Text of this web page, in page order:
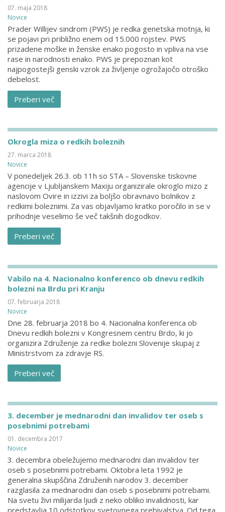
07. maja 2018
Novice
Prader Willijev sindrom (PWS) je redka genetska motnja, ki
se pojavi pri približno enem od 15.000 rojstev. PWS
prizadene moške in ženske enako pogosto in vpliva na vse
rase in narodnosti enako. PWS je prepoznan kot
najpogostejši genski vzrok za življenje ogrožajočo otroško
debelost.
Preberi več
Okrogla miza o redkih boleznih
27. marca 2018
Novice
V ponedeljek 26.3. ob 11h so STA – Slovenske tiskovne
agencije v Ljubljanskem Maxiju organizirale okroglo mizo z
naslovom Ovire in izzivi za boljšo obravnavo bolnikov z
redkimi boleznimi. Za vas objavljamo kratko poročilo in se v
prihodnje veselimo še več takšnih dogodkov.
Preberi več
Vabilo na 4. Nacionalno konferenco ob dnevu redkih
bolezni na Brdu pri Kranju
07. februarja 2018
Novice
Dne 28. februarja 2018 bo 4. Nacionalna konferenca ob
Dnevu redkih bolezni v Kongresnem centru Brdo, ki jo
organizira Združenje za redke bolezni Slovenije skupaj z
Ministrstvom za zdravje RS.
Preberi več
3. december je mednarodni dan invalidov ter oseb s
posebnimi potrebami
01. decembra 2017
Novice
3. decembra obeležujemo mednarodni dan invalidov ter
oseb s posebnimi potrebami. Oktobra leta 1992 je
generalna skupščina Združenih narodov 3. december
razglasila za mednarodni dan oseb s posebnimi potrebami.
Na svetu živi milijarda ljudi z neko obliko invalidnosti, kar
predstavlja 10 odstotkov svetovnega prebivalstva. Od tega